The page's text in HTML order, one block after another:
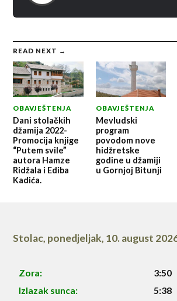
READ NEXT →
OBAVJEŠTENJA
Dani stolačkih
džamija 2022-
Promocija knjige
“Putem svile”
autora Hamze
Ridžala i Ediba
Kadića.
OBAVJEŠTENJA
Mevludski
program
povodom nove
hidžretske
godine u džamiji
u Gornjoj Bitunji
Stolac, ponedjeljak, 10. august
Zora:
3:50
Izlazak sunca:
5:38